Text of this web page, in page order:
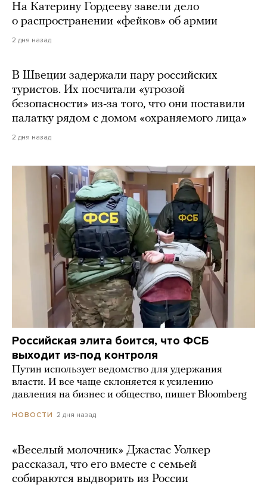
На Катерину Гордееву завели дело
о распространении «фейков» об армии
2 дня назад
В Швеции задержали пару российских
туристов. Их посчитали «угрозой
безопасности» из-за того, что они поставили
палатку рядом с домом «охраняемого лица»
2 дня назад
Российская элита боится, что ФСБ
выходит из-под контроля
Путин использует ведомство для удержания
власти. И все чаще склоняется к усилению
давления на бизнес и общество, пишет Bloomberg
НОВОСТИ 2 дня назад
«Веселый молочник» Джастас Уолкер
рассказал, что его вместе с семьей
собираются выдворить из России